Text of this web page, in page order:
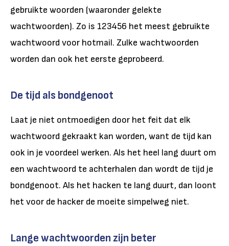
gebruikte woorden (waaronder gelekte
wachtwoorden). Zo is 123456 het meest gebruikte
wachtwoord voor hotmail. Zulke wachtwoorden
worden dan ook het eerste geprobeerd.
De tijd als bondgenoot
Laat je niet ontmoedigen door het feit dat elk
wachtwoord gekraakt kan worden, want de tijd kan
ook in je voordeel werken. Als het heel lang duurt om
een wachtwoord te achterhalen dan wordt de tijd je
bondgenoot. Als het hacken te lang duurt, dan loont
het voor de hacker de moeite simpelweg niet.
Lange wachtwoorden zijn beter